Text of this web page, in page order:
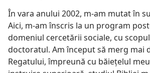
În vara anului 2002, m-am mutat în
Aici, m-am înscris la un program
domeniul cercetării sociale, cu
doctoratul. Am începutsă merg mai
Regatului, împreună cu băieţelul